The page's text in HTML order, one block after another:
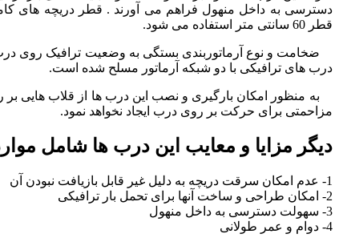
دسترسی به داخل منهول فراهم می آورند . قطر دریچه های
قطر 60 سانتی متر استفاده می شود.
درب های ترافیکی با دو شبکه آرماتور مسلح شده است.
به منظور امکان بارگیری و نصب این درب ها از قلاب هایی
مزاحمتی برای حرکت بر روی درب ایجاد نخواهد نمود.
دیگر مزایا و معایب این درب ها شامل
1- عدم امکان سرقت دریچه به دلیل غیر قابل بازیافت نبودن آن
2- امکان طراحی و ساخت آنها برای تحمل بار ترافیکی
3- سهولت دسترسی به داخل منهول
4- دوام و عمر طولانی